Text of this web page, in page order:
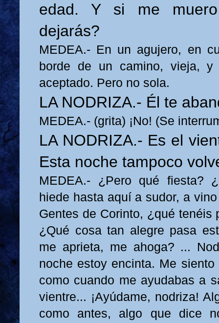
edad. Y si me
dejarás?
MEDEA.- En un agujero, en
borde de un camino, vieja,
aceptado. Pero no sola.
LA NODRIZA.- Él te
MEDEA.- (grita) ¡No! (Se
LA NODRIZA.- Es el
Esta noche tampoco
MEDEA.- ¿Pero qué fiesta?
hiede hasta aquí a sudor, a
Gentes de Corinto, ¿qué tenéis
¿Qué cosa tan alegre pasa
me aprieta, me ahoga? ...
noche estoy encinta. Me
como cuando me ayudabas a
vientre... ¡Ayúdame, nodriza!
como antes, algo que dice